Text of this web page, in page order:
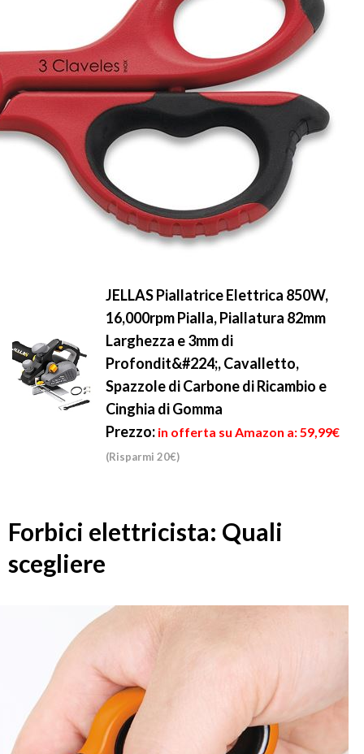
JELLAS Piallatrice Elettrica 850W,
16,000rpm Pialla, Piallatura 82mm
Larghezza e 3mm di
Profondit&#224;, Cavalletto,
Spazzole di Carbone di Ricambio e
Cinghia di Gomma
Prezzo: in offerta su Amazon a: 59,99€
(Risparmi 20€)
Forbici elettricista: Quali
scegliere